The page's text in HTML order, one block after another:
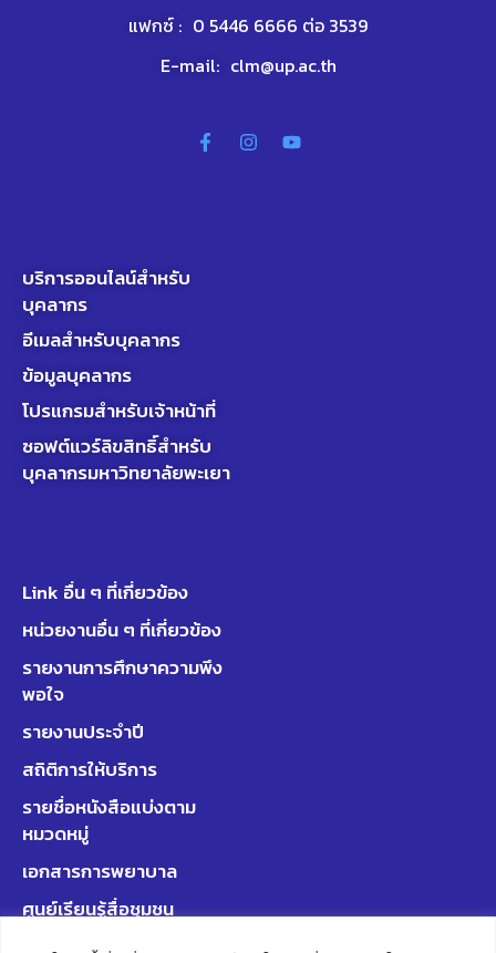
แฟกซ์ : 0 5446 6666 ต่อ 3539
E-mail: clm@up.ac.th
บริการออนไลน์สำหรับ
บุคลากร
อีเมลสำหรับบุคลากร
ข้อมูลบุคลากร
โปรแกรมสำหรับเจ้าหน้าที่
ซอฟต์แวร์ลิขสิทธิ์สำหรับ
บุคลากรมหาวิทยาลัยพะเยา
Link อื่น ๆ ที่เกี่ยวข้อง
หน่วยงานอื่น ๆ ที่เกี่ยวข้อง
รายงานการศึกษาความพึง
พอใจ
รายงานประจำปี
สถิติการให้บริการ
รายชื่อหนังสือแบ่งตาม
หมวดหมู่
เอกสารการพยาบาล
ศูนย์เรียนรู้สื่อชุมชน